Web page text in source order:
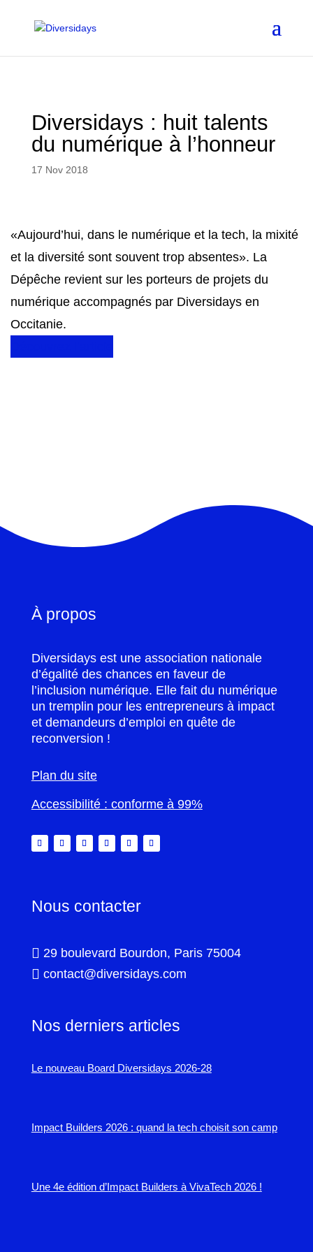
principal
Diversidays : huit talents
du numérique à l’honneur
17 Nov 2018
«Aujourd’hui, dans le numérique et la tech, la mixité
et la diversité sont souvent trop absentes». La
Dépêche revient sur les porteurs de projets du
numérique accompagnés par Diversidays en
Occitanie.
À propos
Diversidays est une association nationale
d’égalité des chances en faveur de
l’inclusion numérique. Elle fait du numérique
un tremplin pour les entrepreneurs à impact
et demandeurs d’emploi en quête de
reconversion !
Plan du site
Accessibilité : conforme à 99%
Nous contacter
 29 boulevard Bourdon, Paris 75004
 contact@diversidays.com
Nos derniers articles
Le nouveau Board Diversidays 2026-28
Impact Builders 2026 : quand la tech choisit son camp
Une 4e édition d’Impact Builders à VivaTech 2026 !